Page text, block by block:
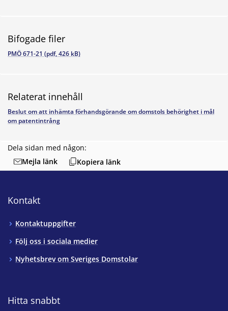
Dela sidan med någon:
Mejla länk
Kopiera länk
Bifogade filer
PMÖ 671-21 (pdf, 426 kB)
Relaterat innehåll
Beslut om att inhämta förhandsgörande om domstols behörighet i mål
om patentintrång
Kontakt
Kontaktuppgifter
Följ oss i sociala medier
Nyhetsbrev om Sveriges Domstolar
Hitta snabbt